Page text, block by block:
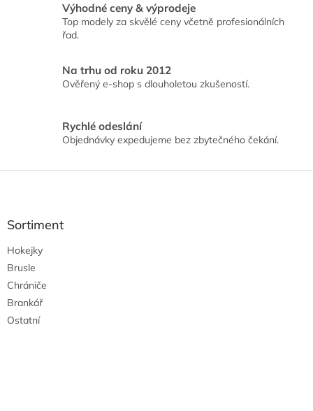
Výhodné ceny & výprodeje
Top modely za skvělé ceny včetně profesionálních
řad.
Na trhu od roku 2012
Ověřený e-shop s dlouholetou zkušeností.
Rychlé odeslání
Objednávky expedujeme bez zbytečného čekání.
Z
Sortiment
Hokejky
Brusle
Chrániče
Brankář
Ostatní